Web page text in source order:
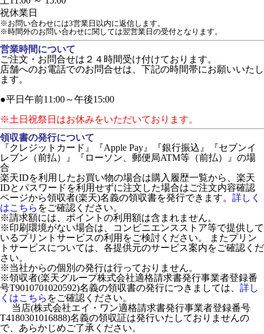
祝休業日
※お問い合わせには3営業日以内に返信します。
※時間外のお問い合わせに関しては翌営業日の受付となります。
営業時間について
ご注文・お問合せは２４時間受け付けております。
店舗へのお電話でのお問合せは、下記の時間帯にお願いいたし
ます。
●平日午前11:00～午後15:00
※土日祝祭日はお休みをいただいております。
領収書の発行について
『クレジットカード』『Apple Pay』『銀行振込』『セブンイ
レブン（前払）』『ローソン、郵便局ATM等（前払）』の場
合
楽天IDを利用したお買い物の場合は購入履歴一覧から、楽天
IDとパスワードを利用せずに注文した場合はご注文内容確認
ページから領収者(楽天)名義の領収書を発行できます。 詳しく
はこちら をご確認ください。
※請求額には、ポイントの利用額は含まれません。
※印刷環境がない場合は、コンビニエンスストア等で提供して
いるプリントサービスの利用をご検討ください。 またプリン
トサービスについては、各提供元のサービス案内をご確認くだ
さい。
※当社からの個別の発行は行っておりません。
※領収者(楽天グループ株式会社適格請求書発行事業者登録番
号T9010701020592)名義の領収書の発行につきましては、 詳し
くはこちら をご確認ください。
当店(株式会社エイ・ワン適格請求書発行事業者登録番号
T4180301016888)名義の領収証は発行いたしておりませんの
で、あらかじめご了承ください。